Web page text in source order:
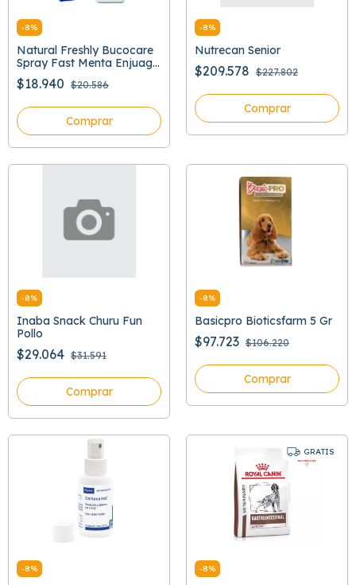
-8%
Natural Freshly Bucocare
Spray Fast Menta Enjuage
Bucal
$18.940 $20.586
Comprar
-8%
Nutrecan Senior
$209.578 $227.802
Comprar
-8%
Inaba Snack Churu Fun
Pollo
$29.064 $31.591
Comprar
-8%
Basicpro Bioticsfarm 5 Gr
$97.723 $106.220
Comprar
-8%
GRATIS
-8%